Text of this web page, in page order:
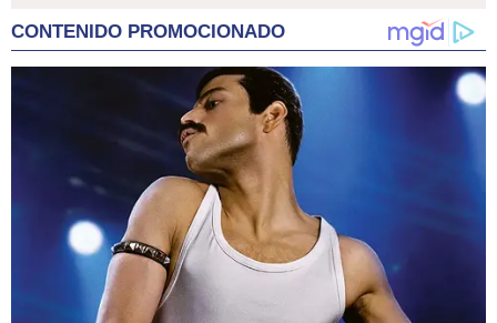
CONTENIDO PROMOCIONADO